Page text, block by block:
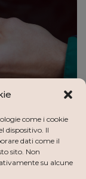
come i cookie
dispositivo. Il
dati come il
sito. Non
su alcune
Sign